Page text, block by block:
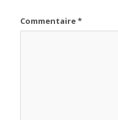
Commentaire*